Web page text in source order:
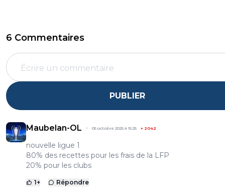
6 Commentaires
PUBLIER
Maubelan-OL 05 octobre 2025 à 15:25 + 2042
nouvelle ligue 1
80% des recettes pour les frais de la LFP
20% pour les clubs
1+ Répondre